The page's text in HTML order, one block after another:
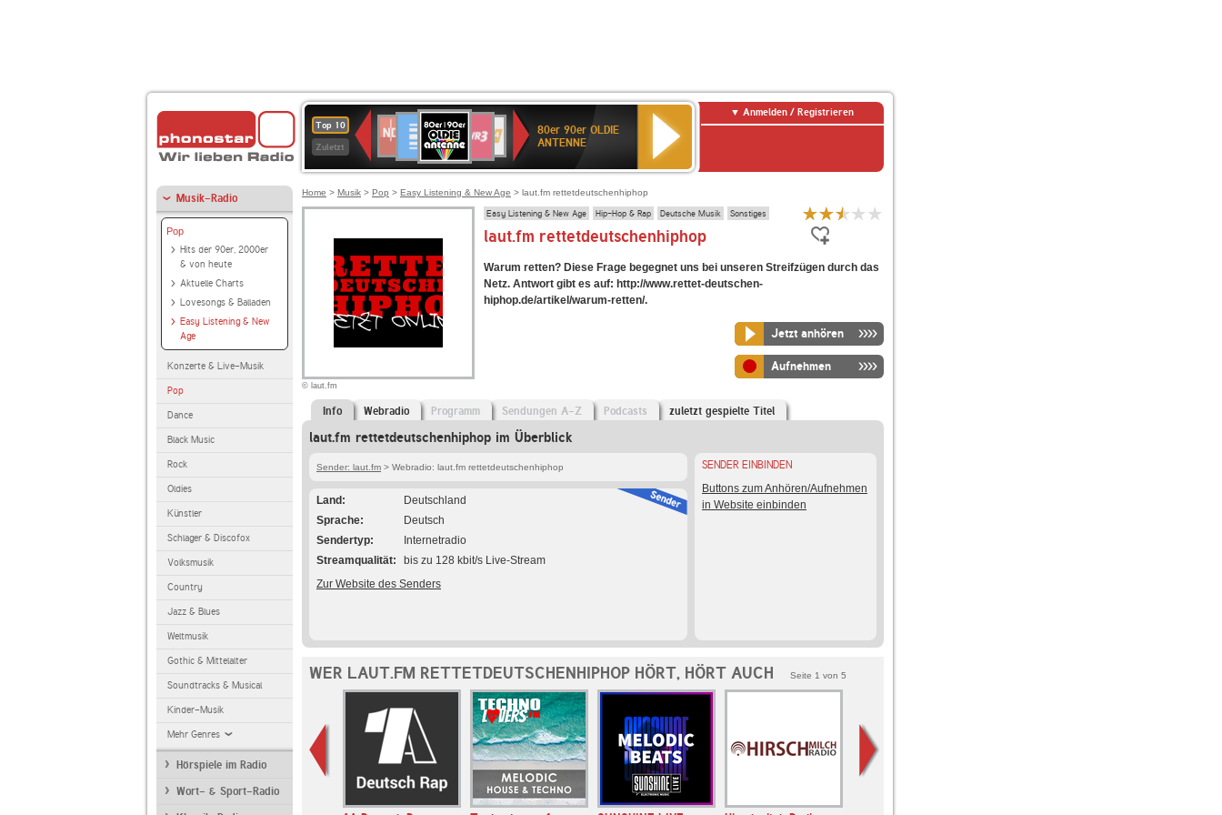
Top 10
Zuletzt
Deutschlandfunk
80er
90er
OLDIE
ANTENNE
SWR3
SWR
Kultur
NDR
2
80er 90er OLDIE
ANTENNE
Anmelden / Registrieren
Musik-Radio
Pop
Hits der 90er, 2000er
& von heute
Aktuelle Charts
Lovesongs & Balladen
Easy Listening & New
Age
Konzerte & Live-Musik
Pop
Dance
Black Music
Rock
Oldies
Künstler
Schlager & Discofox
Volksmusik
Country
Jazz & Blues
Weltmusik
Gothic & Mittelalter
Soundtracks & Musical
Kinder-Musik
Mehr Genres
Hörspiele im Radio
Wort- & Sport-Radio
Home > Musik > Pop > Easy Listening & New Age > laut.fm rettetdeutschenhiphop
© laut.fm
Easy Listening & New Age Hip-Hop & Rap Deutsche Musik Sonstiges
laut.fm rettetdeutschenhiphop
Warum retten? Diese Frage begegnet uns bei unseren Streifzügen durch das
Netz. Antwort gibt es auf: http://www.rettet-deutschen-
hiphop.de/artikel/warum-retten/.
Jetzt anhören
Aufnehmen
Info Webradio Programm Sendungen A-Z Podcasts zuletzt gespielte Titel
laut.fm rettetdeutschenhiphop im Überblick
Sender: laut.fm > Webradio: laut.fm rettetdeutschenhiphop
Land
Deutschland
Sprache
Deutsch
Sendertyp
Internetradio
Streamqualität
bis zu 128 kbit/s Live-Stream
Zur Website des Senders
SENDER EINBINDEN
Buttons zum Anhören/Aufnehmen
in Website einbinden
WER LAUT.FM RETTETDEUTSCHENHIPHOP HÖRT, HÖRT AUCH Seite 1 von 5